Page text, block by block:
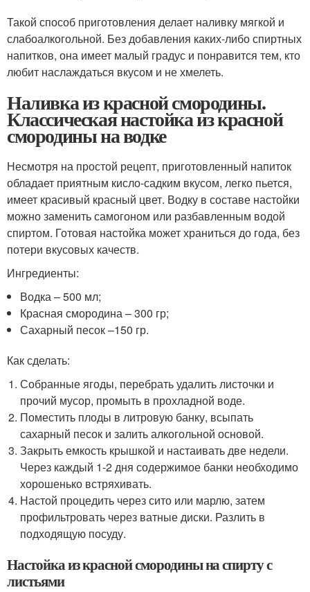
Такой способ приготовления делает наливку мягкой и
слабоалкогольной. Без добавления каких-либо спиртных
напитков, она имеет малый градус и понравится тем, кто
любит наслаждаться вкусом и не хмелеть.
Наливка из красной смородины.
Классическая настойка из красной
смородины на водке
Несмотря на простой рецепт, приготовленный напиток
обладает приятным кисло-садким вкусом, легко пьется,
имеет красивый красный цвет. Водку в составе настойки
можно заменить самогоном или разбавленным водой
спиртом. Готовая настойка может храниться до года, без
потери вкусовых качеств.
Ингредиенты:
Водка – 500 мл;
Красная смородина – 300 гр;
Сахарный песок –150 гр.
Как сделать:
Собранные ягоды, перебрать удалить листочки и
прочий мусор, промыть в прохладной воде.
Поместить плоды в литровую банку, всыпать
сахарный песок и залить алкогольной основой.
Закрыть емкость крышкой и настаивать две недели.
Через каждый 1-2 дня содержимое банки необходимо
хорошенько встряхивать.
Настой процедить через сито или марлю, затем
профильтровать через ватные диски. Разлить в
подходящую посуду.
Настойка из красной смородины на спирту с
листьями